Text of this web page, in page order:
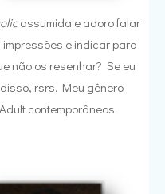
assumida e adoro falar
e indicar para
não os resenhar? Se eu
rsrs. Meu gênero
contemporâneos.